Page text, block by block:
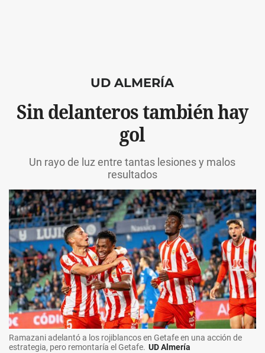
UD ALMERÍA
Sin delanteros también hay
gol
Un rayo de luz entre tantas lesiones y malos
resultados
Ramazani adelantó a los rojiblancos en Getafe en una acción de
estrategia, pero remontaría el Getafe. UD Almería